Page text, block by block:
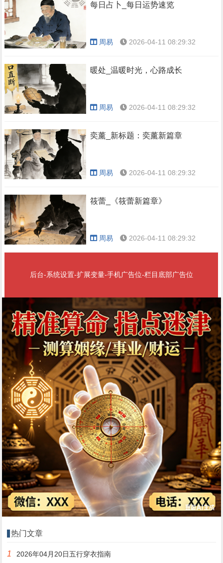
每日占卜_每日运势速览
周易 2026-04-11 08:29:32
暖处_温暖时光，心路成长
周易 2026-04-11 08:29:32
奕薰_新标题：奕薰新篇章
周易 2026-04-11 08:29:32
筱蕾_《筱蕾新篇章》
周易 2026-04-11 08:29:32
后台-系统设置-扩展变量-手机广告位-栏目底部广告位
热门文章
1 2026年04月20日五行穿衣指南